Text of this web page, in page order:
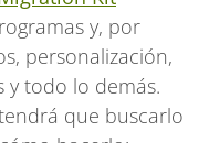
y, por
personalización,
y todo lo demás.
que buscarlo